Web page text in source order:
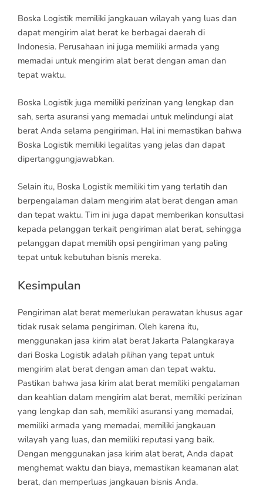
Boska Logistik memiliki jangkauan wilayah yang luas dan
dapat mengirim alat berat ke berbagai daerah di
Indonesia. Perusahaan ini juga memiliki armada yang
memadai untuk mengirim alat berat dengan aman dan
tepat waktu.
Boska Logistik juga memiliki perizinan yang lengkap dan
sah, serta asuransi yang memadai untuk melindungi alat
berat Anda selama pengiriman. Hal ini memastikan bahwa
Boska Logistik memiliki legalitas yang jelas dan dapat
dipertanggungjawabkan.
Selain itu, Boska Logistik memiliki tim yang terlatih dan
berpengalaman dalam mengirim alat berat dengan aman
dan tepat waktu. Tim ini juga dapat memberikan konsultasi
kepada pelanggan terkait pengiriman alat berat, sehingga
pelanggan dapat memilih opsi pengiriman yang paling
tepat untuk kebutuhan bisnis mereka.
Kesimpulan
Pengiriman alat berat memerlukan perawatan khusus agar
tidak rusak selama pengiriman. Oleh karena itu,
menggunakan jasa kirim alat berat Jakarta Palangkaraya
dari Boska Logistik adalah pilihan yang tepat untuk
mengirim alat berat dengan aman dan tepat waktu.
Pastikan bahwa jasa kirim alat berat memiliki pengalaman
dan keahlian dalam mengirim alat berat, memiliki perizinan
yang lengkap dan sah, memiliki asuransi yang memadai,
memiliki armada yang memadai, memiliki jangkauan
wilayah yang luas, dan memiliki reputasi yang baik.
Dengan menggunakan jasa kirim alat berat, Anda dapat
menghemat waktu dan biaya, memastikan keamanan alat
berat, dan memperluas jangkauan bisnis Anda.